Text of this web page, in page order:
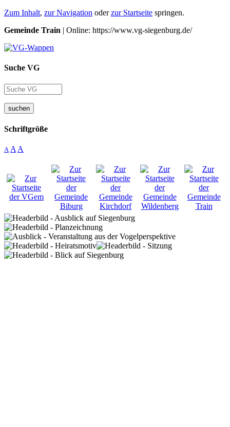
Zum Inhalt, zur Navigation oderzur Startseite springen.
Gemeinde Train | Online: https://www.vg-siegenburg.de/
Suche VG
suchen
Schriftgröße
A A A